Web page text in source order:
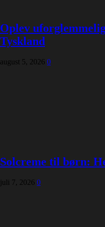
Oplev
Tyskland
august 5, 2026 0
Solcreme til børn:
juli 7, 2026 0